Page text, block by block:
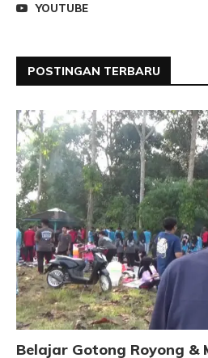
YOUTUBE
POSTINGAN TERBARU
Belajar Gotong Royong &